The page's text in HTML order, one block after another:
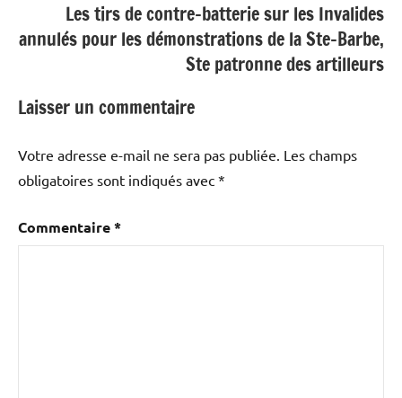
Les tirs de contre-batterie sur les Invalides
annulés pour les démonstrations de la Ste-Barbe,
Ste patronne des artilleurs
Laisser un commentaire
Votre adresse e-mail ne sera pas publiée. Les champs
obligatoires sont indiqués avec *
Commentaire*